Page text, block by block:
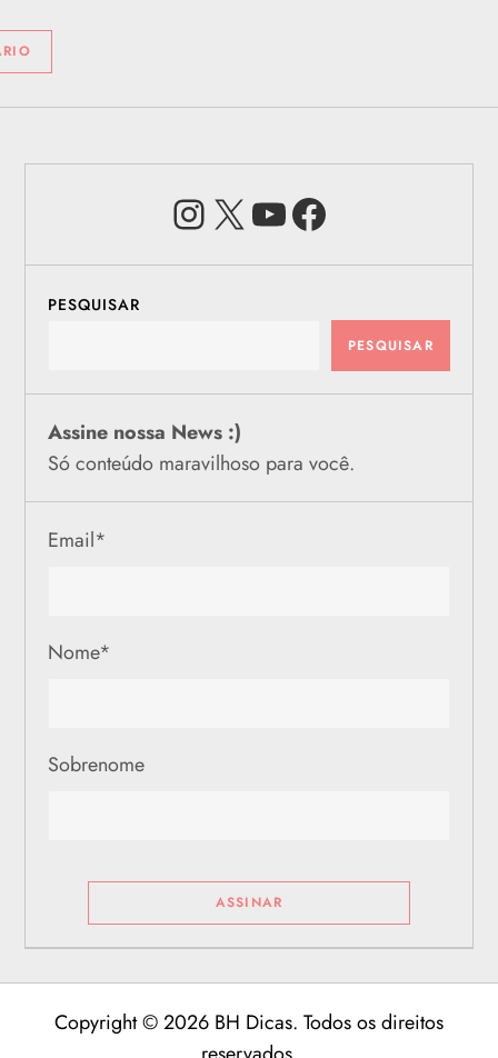
Instagram
X Youtube
PESQUISAR
PESQUISAR
Assine nossa News :)
Só conteúdo maravilhoso para você.
Email*
Nome*
Sobrenome
Copyright © 2026 BH Dicas. Todos os direitos